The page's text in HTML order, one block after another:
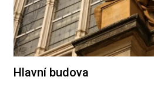
Hlavní budova